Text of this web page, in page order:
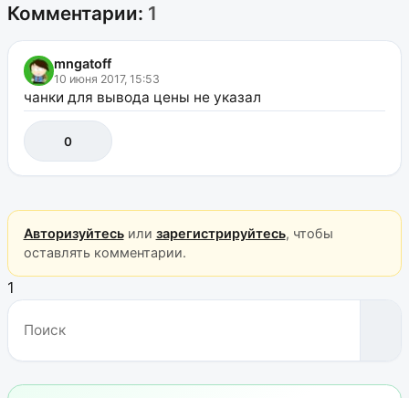
Комментарии: 1
mngatoff
10 июня 2017, 15:53
чанки для вывода цены не указал
0
Авторизуйтесьили зарегистрируйтесь, чтобы
оставлять комментарии.
1